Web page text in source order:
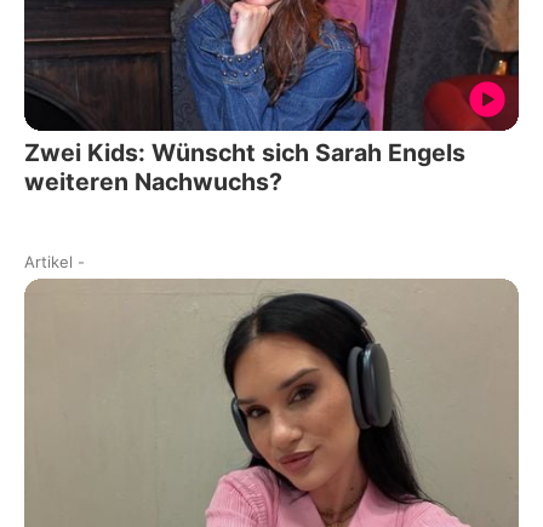
Zwei Kids: Wünscht sich Sarah Engels
weiteren Nachwuchs?
Artikel -